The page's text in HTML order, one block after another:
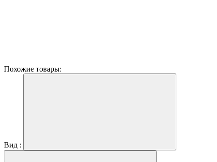
Похожие товары:
Вид :